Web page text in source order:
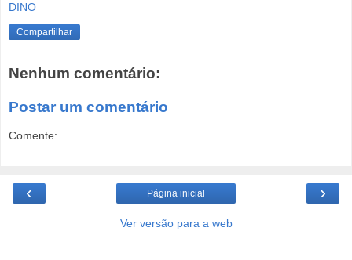
DINO
Compartilhar
Nenhum comentário:
Postar um comentário
Comente:
‹ ›
Página inicial
Ver versão para a web